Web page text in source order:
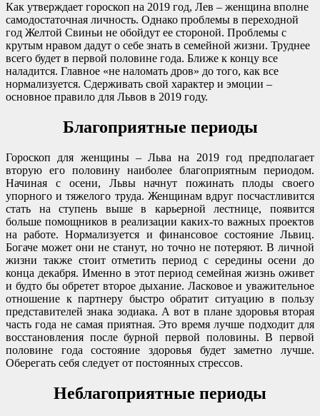
Как утверждает гороскоп на 2019 год, Лев – женщина вполне
самодостаточная личность. Однако проблемы в переходной
год Желтой Свиньи не обойдут ее стороной. Проблемы с
крутым нравом дадут о себе знать в семейной жизни. Труднее
всего будет в первой половине года. Ближе к концу все
наладится. Главное «не наломать дров» до того, как все
нормализуется. Сдерживать свой характер и эмоции –
основное правило для Львов в 2019 году.
Благоприятные периоды
Гороскоп для женщины – Льва на 2019 год предполагает
вторую его половину наиболее благоприятным периодом.
Начиная с осени, Львы начнут пожинать плоды своего
упорного и тяжелого труда. Женщинам вдруг посчастливится
стать на ступень выше в карьерной лестнице, появится
больше помощников в реализации каких-то важных проектов
на работе. Нормализуется и финансовое состояние Львиц.
Богаче может они не станут, но точно не потеряют. В личной
жизни также стоит отметить период с середины осени до
конца декабря. Именно в этот период семейная жизнь оживет
и будто бы обретет второе дыхание. Ласковое и уважительное
отношение к партнеру быстро обратит ситуацию в пользу
представителей знака зодиака. А вот в плане здоровья вторая
часть года не самая приятная. Это время лучше подходит для
восстановления после бурной первой половины. В первой
половине года состояние здоровья будет заметно лучше.
Оберегать себя следует от постоянных стрессов.
Неблагоприятные периоды